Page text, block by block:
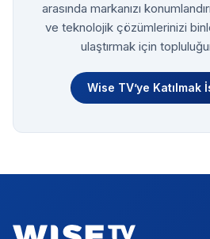
arasında markanızı
ve teknolojik çözümlerinizi
ulaştırmak için
Wise TV’ye Katılmak